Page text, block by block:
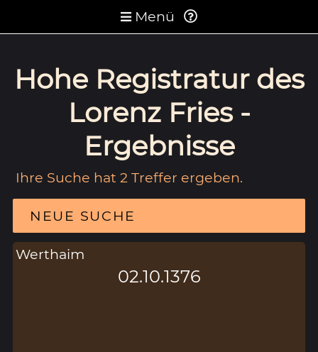
Menü
Hohe Registratur des
Lorenz Fries -
Ergebnisse
Ihre Suche hat 2 Treffer ergeben.
NEUE SUCHE
Werthaim
02.10.1376